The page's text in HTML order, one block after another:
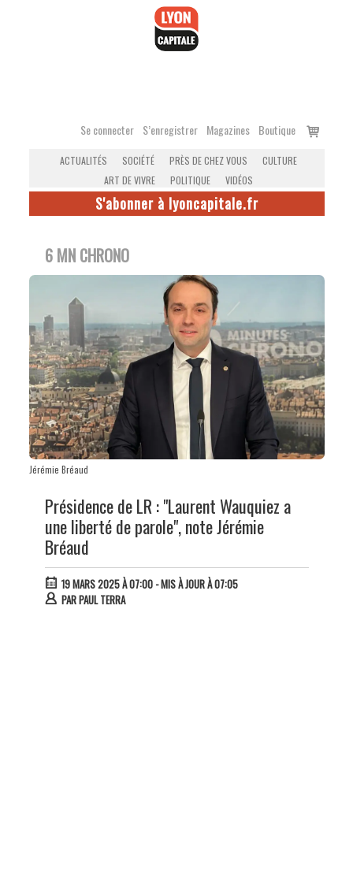
Se connecter S’enregistrer Magazines Boutique
Voir
ACTUALITÉS SOCIÉTÉ PRÈS DE CHEZ VOUS
CULTURE
ART DE VIVRE
POLITIQUE VIDÉOS
S'abonner à lyoncapitale.fr
6 MN CHRONO
Jérémie Bréaud
Présidence de LR : "Laurent Wauquiez a
une liberté de parole", note Jérémie
Bréaud
19 MARS 2025 À 07:00- MIS À JOUR À 07:05
PARPAUL TERRA